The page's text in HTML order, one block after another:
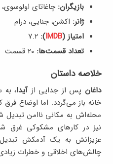
بازیگران: چاغاتای
ژانر: اکشن، جنایی، درام
امتیاز (IMDB
):
تعداد قسمت‌ها:
خلاصه داستان
داغان پس از جدایی ازآیدا، به
خانه باز می‌گردد. اما اوضاع فرق
محله‌اش به مکانی ناامن
نیز در کارهای مشکوکی غرق
عزیزانش به یک آدمکش
چالش‌های اخلاقی و خطرات